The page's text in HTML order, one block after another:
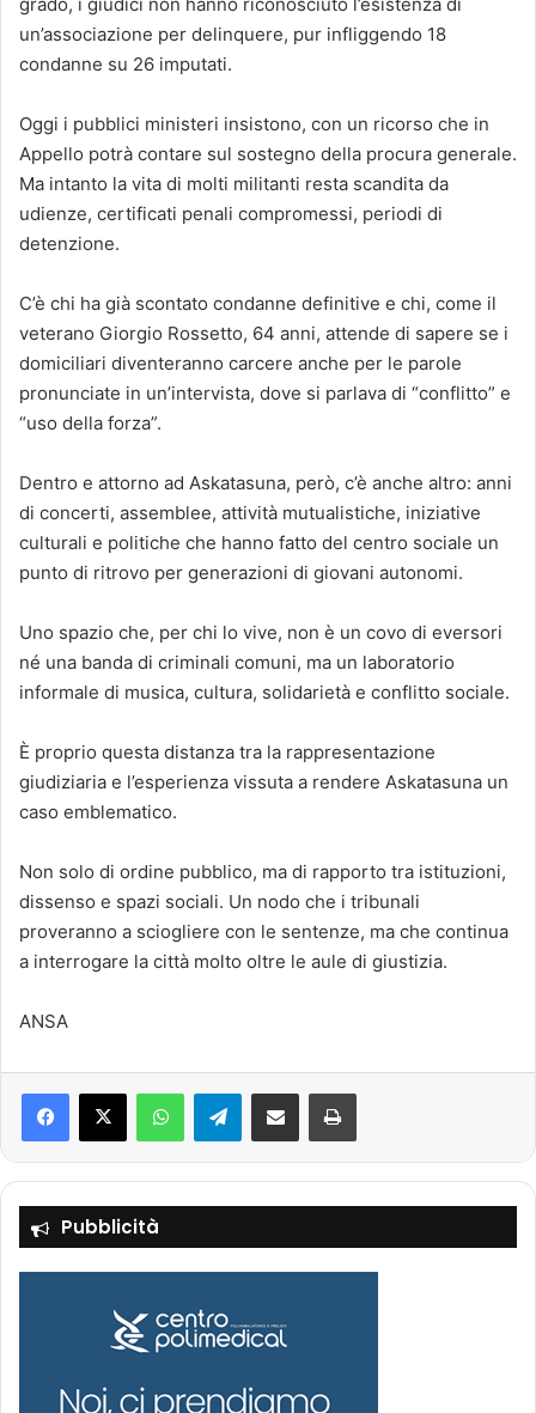
un’associazione per delinquere, pur infliggendo 18
condanne su 26 imputati.
Oggi i pubblici ministeri insistono, con un ricorso che in
Appello potrà contare sul sostegno della procura generale.
Ma intanto la vita di molti militanti resta scandita da
udienze, certificati penali compromessi, periodi di
detenzione.
C’è chi ha già scontato condanne definitive e chi, come il
veterano Giorgio Rossetto, 64 anni, attende di sapere se i
domiciliari diventeranno carcere anche per le parole
pronunciate in un’intervista, dove si parlava di “conflitto” e
“uso della forza”.
Dentro e attorno ad Askatasuna, però, c’è anche altro: anni
di concerti, assemblee, attività mutualistiche, iniziative
culturali e politiche che hanno fatto del centro sociale un
punto di ritrovo per generazioni di giovani autonomi.
Uno spazio che, per chi lo vive, non è un covo di eversori
né una banda di criminali comuni, ma un laboratorio
informale di musica, cultura, solidarietà e conflitto sociale.
È proprio questa distanza tra la rappresentazione
giudiziaria e l’esperienza vissuta a rendere Askatasuna un
caso emblematico.
Non solo di ordine pubblico, ma di rapporto tra istituzioni,
dissenso e spazi sociali. Un nodo che i tribunali
proveranno a sciogliere con le sentenze, ma che continua
a interrogare la città molto oltre le aule di giustizia.
ANSA
Telegram
Pubblicità